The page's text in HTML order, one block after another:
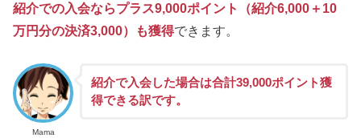
紹介での入会ならプラス9,000ポイント（紹介6,000＋10
万円分の決済3,000）も獲得できます。
Mama
紹介で入会した場合は合計39,000ポイント獲
得できる訳です。